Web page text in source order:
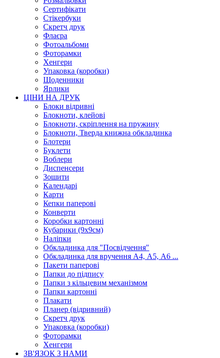
Сертифікати
Стікербуки
Скретч друк
Флаєра
Фотоальбоми
Фоторамки
Хенгери
Упаковка (коробки)
Щоденники
Ярлики
ЦІНИ НА ДРУК
Блоки відривні
Блокноти, клейові
Блокноти, скріплення на пружину
Блокноти, Тверда книжна обкладинка
Блотери
Буклети
Воблери
Диспенсери
Зошити
Календарі
Карти
Кепки паперові
Конверти
Коробки картонні
Кубарики (9х9см)
Наліпки
Обкладинка для "Посвідчення"
Обкладинка для вручення А4, А5, А6 ...
Пакети паперові
Папки до підпису
Папки з кільцевим механізмом
Папки картонні
Плакати
Планер (відривний)
Скретч друк
Упаковка (коробки)
Фоторамки
Хенгери
ЗВ'ЯЗОК З НАМИ